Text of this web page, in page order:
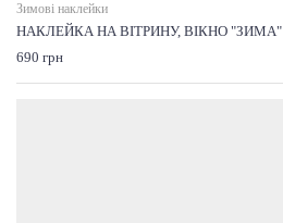
Зимові наклейки
НАКЛЕЙКА НА ВІТРИНУ, ВІКНО "ЗИМА"
690 грн